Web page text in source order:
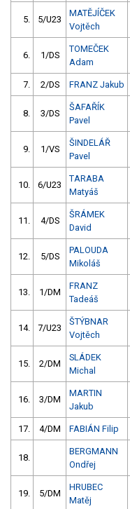
5. 5/U23
MATĚJÍČEK
Vojtěch
6. 1/DS
TOMEČEK
Adam
7. 2/DS FRANZ Jakub
8. 3/DS
ŠAFAŘÍK
Pavel
9. 1/VS
ŠINDELÁŘ
Pavel
10. 6/U23
TARABA
Matyáš
11. 4/DS
ŠRÁMEK
David
12. 5/DS
PALOUDA
Mikoláš
13. 1/DM
FRANZ
Tadeáš
14. 7/U23
ŠTÝBNAR
Vojtěch
15. 2/DM
SLÁDEK
Michal
16. 3/DM
MARTIN
Jakub
17. 4/DM FABIÁN Filip
18.
BERGMANN
Ondřej
19. 5/DM
HRUBEC
Matěj